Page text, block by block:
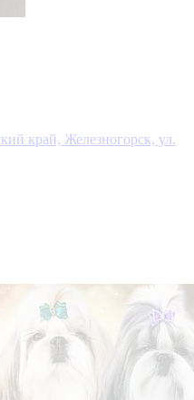
край, Железногорск, ул.